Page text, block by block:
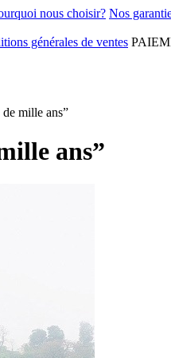
nous choisir? Nos
générales de ventes
mille ans”
ans”